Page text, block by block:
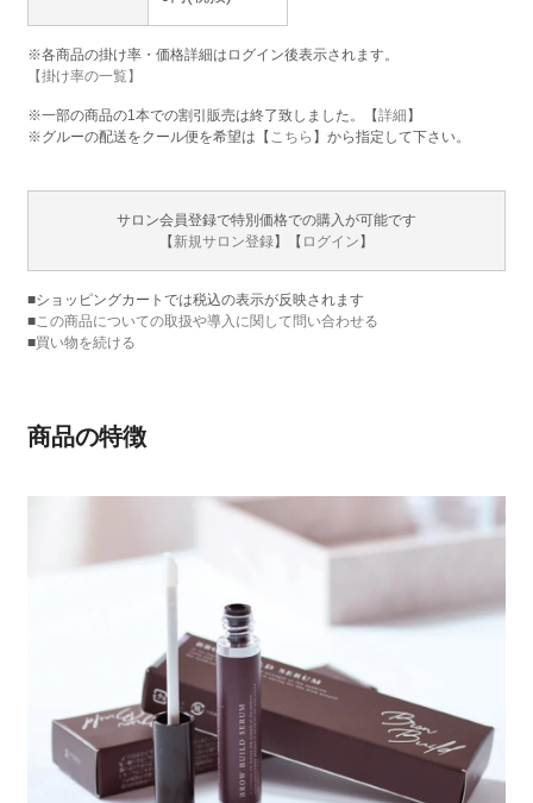
※各商品の掛け率・価格詳細はログイン後表示されます。
【掛け率の一覧】
※一部の商品の1本での割引販売は終了致しました。【詳細】
※グルーの配送をクール便を希望は【 こちら 】から指定して下さい。
サロン会員登録で特別価格での購入が可能です
【新規サロン登録】【 ログイン】
■ショッピングカートでは税込の表示が反映されます
■この商品についての取扱や導入に関して問い合わせる
■買い物を続ける
商品の特徴